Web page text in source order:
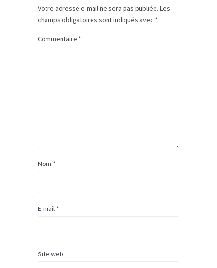
Votre adresse e-mail ne sera pas publiée. Les
champs obligatoires sont indiqués avec *
Commentaire *
Nom *
E-mail *
Site web